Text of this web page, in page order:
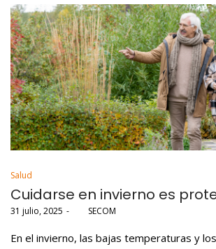
Posted
in
Salud
Cuidarse en invierno es
Posted
31 julio, 2025 SECOM
En el invierno, las bajas temperaturas y